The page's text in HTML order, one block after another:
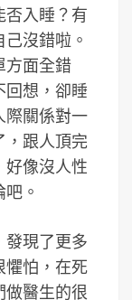
否入睡？有
沒錯啦。
方面全錯
回想，卻睡
際關係對一
，跟人頂完
好像沒人性
。
發現了更多
懼怕，在死
醫生的很